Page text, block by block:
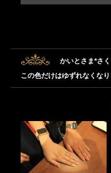
かいとさま*さ
この色だけはゆずれなくなり